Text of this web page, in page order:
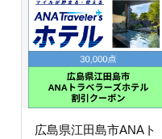
広島県江田島市ANAト